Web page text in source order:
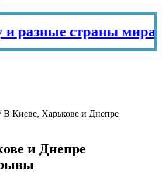
страны мира в
В Киеве, Харькове и Днепре
и Днепре